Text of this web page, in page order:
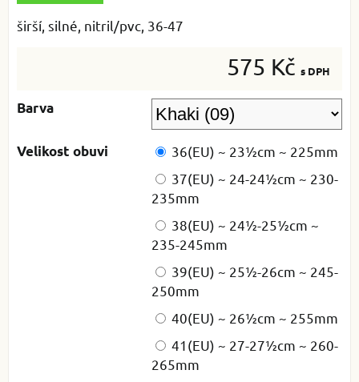
širší, silné, nitril/pvc, 36-47
575 Kč s DPH
Barva
Velikost obuvi
36(EU) ~ 23½cm ~ 225mm
37(EU) ~ 24-24½cm ~ 230-
235mm
38(EU) ~ 24½-25½cm ~
235-245mm
39(EU) ~ 25½-26cm ~ 245-
250mm
40(EU) ~ 26½cm ~ 255mm
41(EU) ~ 27-27½cm ~ 260-
265mm